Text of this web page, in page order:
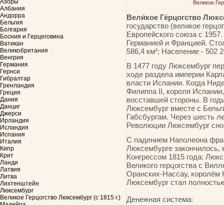
Азоры
Албания
Андорра
Бельгия
Болгария
Босния и Герцеговина
Ватикан
Великобритания
Венгрия
Германия
Гернси
Гибралтар
Гренландия
Греция
Дания
Данциг
Джерси
Ирландия
Исландия
Испания
Италия
Кипр
Крит
Ланди
Латвия
Литва
Лихтенштейн
Люксембург
Великое Герцогство Люксембург (с 1815 г.)
· Великое
Вели́кое Ге́рцогство
государство (великое
Европейского союза с
Германией и Францией.
586,4 км²; Население - 502
В 1477 году Люксембург
ходе раздела империи
власти Испании. Когда
Филиппа II, короля
восставшей стороны. В
Люксембург вместе с
Габсбургам. Через шесть
Революции Люксембург
С падением Наполеона
Люксембурге
Конгрессом 1815 года:
Великого герцогства с
Оранских-Нассау, королём
Люксембург стал
Денежная система: